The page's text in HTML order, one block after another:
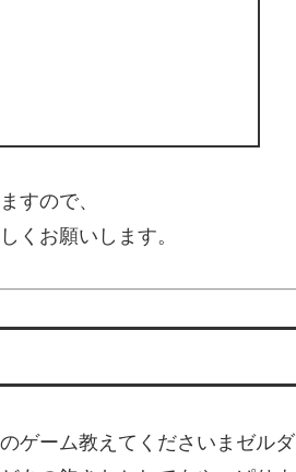
すので、
くお願いします。
ゲーム教えてくださいまゼルダ